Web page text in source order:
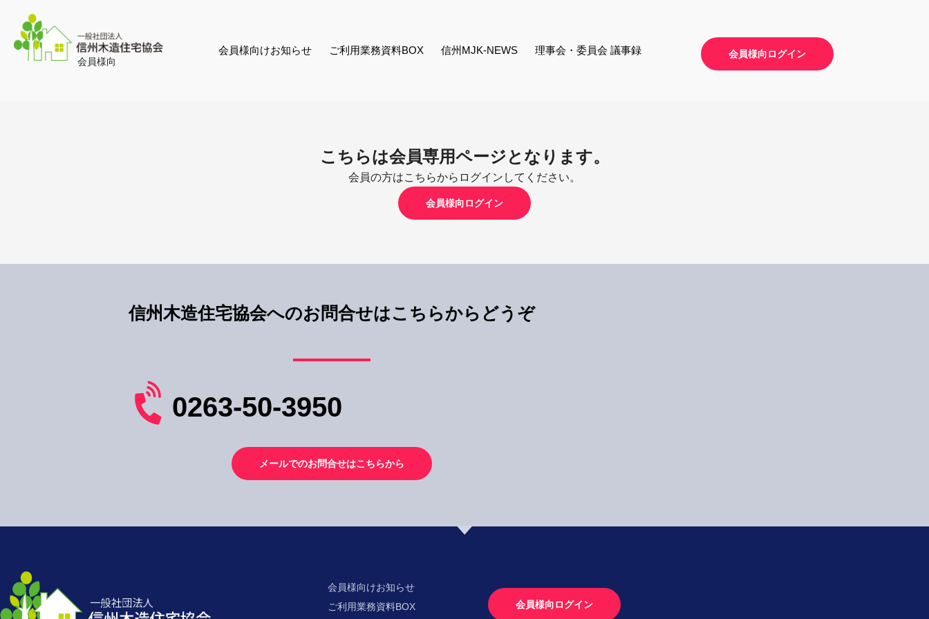
会員様向
会員様向けお知らせ ご利用業務資料BOX 信州MJK-NEWS 理事会・委員会 議事録 会員様向ログイン
こちらは会員専用ページとなります。
会員の方はこちらからログインしてください。
会員様向ログイン
信州木造住宅協会へのお問合せはこちらからどうぞ
0263-50-3950
メールでのお問合せはこちらから
会員様向けお知らせ
ご利用業務資料BOX
会員様向ログイン